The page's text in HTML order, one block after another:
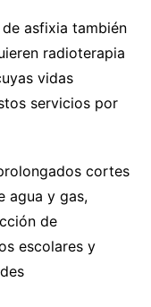
asfixia también
radioterapia
vidas
servicios por
cortes
agua y gas,
de
escolares y